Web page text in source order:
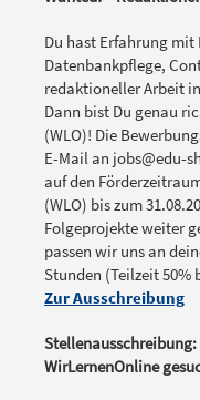
Du hast Erfahrung
Datenbankpflege,
redaktioneller Arbeit
Dann bist Du genau
(WLO)! Die
E-Mail an jobs@edu-
auf den
(WLO) bis zum
Folgeprojekte weiter
passen wir uns an
Stunden (Teilzeit 50%
Zur Ausschreibung
WirLernenOnline